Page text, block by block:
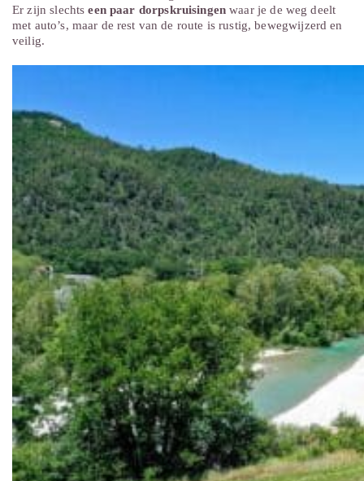
Er zijn slechtseen paar dorpskruisingen waar je de weg deelt
met auto’s, maar de rest van de route is rustig, bewegwijzerd en
veilig.